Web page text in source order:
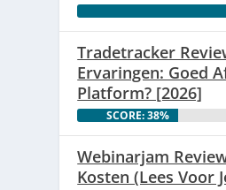
Tradetracker
Ervaringen: Goed
Platform? [2026]
SCORE: 38%
Webinarjam
Kosten (Lees Voor